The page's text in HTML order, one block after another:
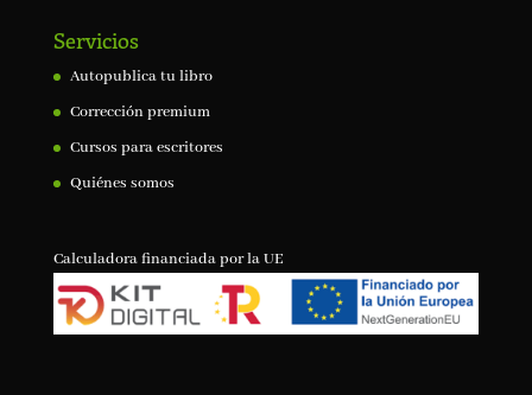
Servicios
Autopublica tu libro
Corrección premium
Cursos para escritores
Quiénes somos
Calculadora financiada por la UE